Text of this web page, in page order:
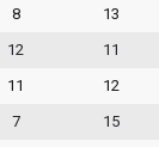
8 13
12 11
11 12
7 15